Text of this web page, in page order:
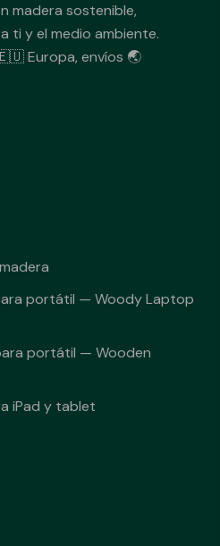
madera sostenible,
ti y el medio ambiente.
Europa, envíos 🌏
portátil — Woody Laptop
portátil — Wooden
iPad y tablet